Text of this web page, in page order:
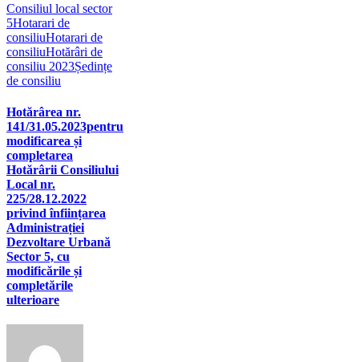
Consiliul local sector
5Hotarari de
consiliuHotarari de
consiliuHotărâri de
consiliu 2023Ședințe
de consiliu
Hotărârea nr.
141/31.05.2023pentru
modificarea și
completarea
Hotărârii Consiliului
Local nr.
225/28.12.2022
privind înființarea
Administrației
Dezvoltare Urbană
Sector 5, cu
modificările și
completările
ulterioare